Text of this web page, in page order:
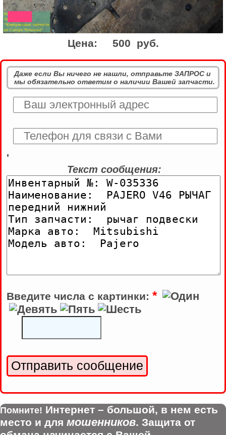
Цена: 500 руб.
Даже если Вы ничего не нашли, отправьте ЗАПРОС и
мы обязательно ответим о наличии Вашей запчасти.
'
Текст сообщения:
Введите числа с картинки: *
Помните! Интернет – большой, в нем есть
место и для мошенников. Защита от